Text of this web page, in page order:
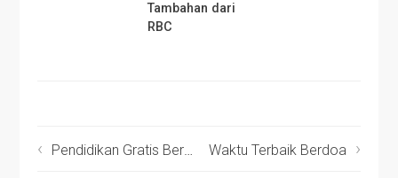
Tambahan dari
RBC
Pendidikan Gratis Berbasis Wakaf, Kuttab Al Fatih Sinergi Foundation Siap Di-launching Waktu Terbaik Berdoa